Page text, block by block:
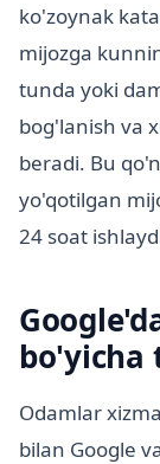
ko'zoynak
mijozga
tunda yoki
bog'lanish va
beradi. Bu
yo'qotilgan
24 soat
bo'yicha
Odamlar
bilan Google